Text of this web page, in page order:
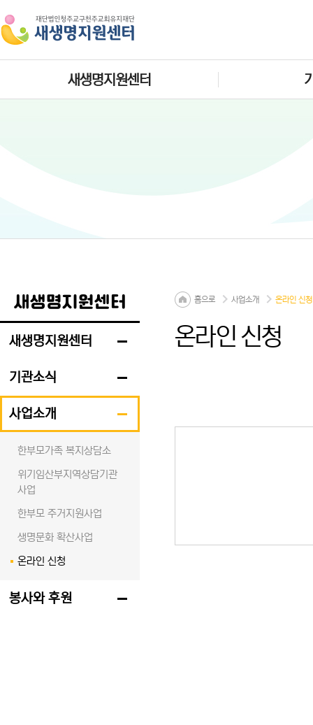
새생명지원센터
새생명지원센터
새생명지원센터
기관소식
사업소개
한부모가족 복지상담소
위기임산부지역상담기관
사업
한부모 주거지원사업
생명문화 확산사업
온라인 신청
봉사와 후원
홈으로 사업소개 온라인 신청
온라인 신청